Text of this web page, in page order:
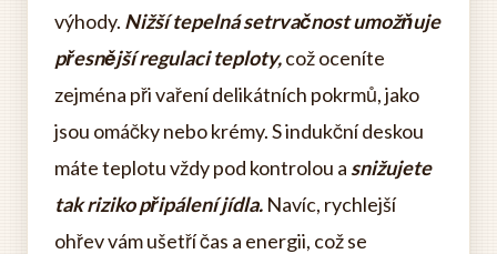
výhody. Nižší tepelná setrvačnost umožňuje
přesnější regulaci teploty,což oceníte
zejména při vaření delikátních pokrmů, jako
jsou omáčky nebo krémy. S indukční deskou
máte teplotu vždy pod kontrolou a snižujete
tak riziko připálení jídla. Navíc, rychlejší
ohřev vám ušetří čas a energii, což se